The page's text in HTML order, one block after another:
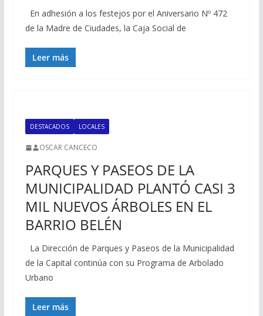
En adhesión a los festejos por el Aniversario Nº 472
de la Madre de Ciudades, la Caja Social de
Leer más
DESTACADOS LOCALES
OSCAR CANCECO
PARQUES Y PASEOS DE LA
MUNICIPALIDAD PLANTÓ CASI 3
MIL NUEVOS ÁRBOLES EN EL
BARRIO BELÉN
La Dirección de Parques y Paseos de la Municipalidad
de la Capital continúa con su Programa de Arbolado
Urbano
Leer más